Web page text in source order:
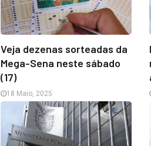
Veja dezenas sorteadas da
Mega-Sena neste sábado
(17)
18 Maio, 2025